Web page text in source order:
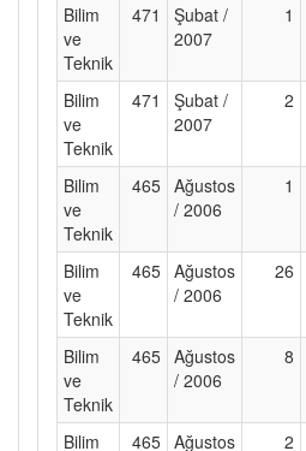
Bilim
ve
Teknik
471
Şubat /
2007
1
Bilim
ve
Teknik
471
Şubat /
2007
2
Bilim
ve
Teknik
465 Ağustos
/ 2006
1
Bilim
ve
Teknik
465 Ağustos
/ 2006
26
Bilim
ve
Teknik
465 Ağustos
/ 2006
8
Bilim 465 Ağustos 2